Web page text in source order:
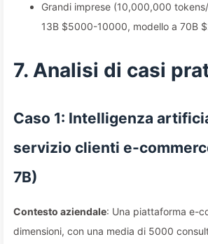
Grandi imprese (10,000,000
13B $5000-10000, modello a 70B
7. Analisi di casi
Caso 1: Intelligenza
servizio clienti e-
7B)
Contesto aziendale: Una piattaforma e-
dimensioni, con una media di 5000